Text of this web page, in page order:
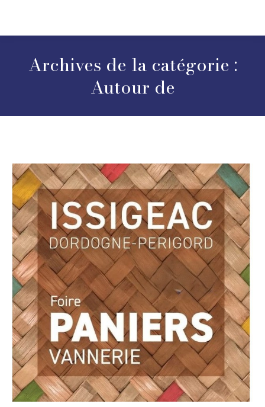
Archives de la catégorie :
Autour de